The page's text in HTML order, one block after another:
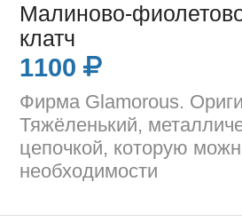
Малиново-
клатч
1100
Фирма Glamorous.
Тяжёленький,
цепочкой, которую
необходимости